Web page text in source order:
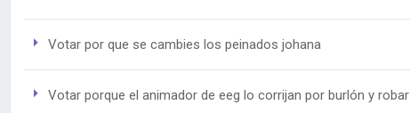
Votar por que se cambies los peinados johana
Votar porque el animador de eeg lo corrijan por burlón y